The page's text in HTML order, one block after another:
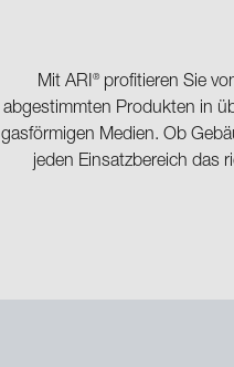
Mit ARI®
profitieren Sie
abgestimmten Produkten in
gasförmigen Medien. Ob
jeden Einsatzbereich das